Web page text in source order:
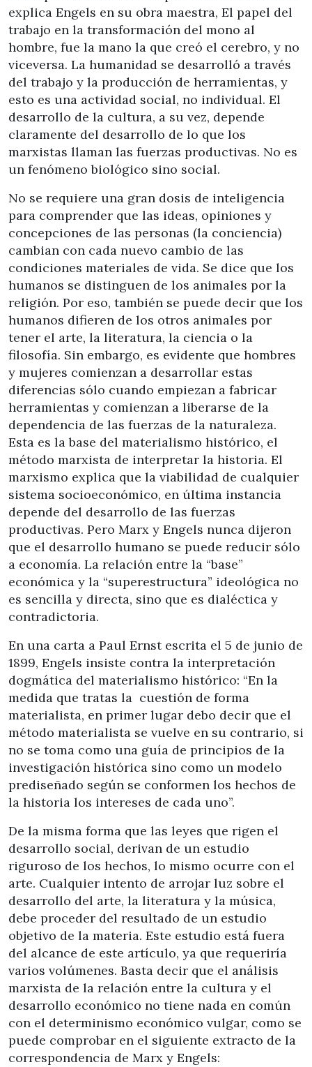
explica Engels en su obra maestra, El papel del
trabajo en la transformación del mono al
hombre, fue la mano la que creó el cerebro, y no
viceversa. La humanidad se desarrolló a través
del trabajo y la producción de herramientas, y
esto es una actividad social, no individual. El
desarrollo de la cultura, a su vez, depende
claramente del desarrollo de lo que los
marxistas llaman las fuerzas productivas. No es
un fenómeno biológico sino social.
No se requiere una gran dosis de inteligencia
para comprender que las ideas, opiniones y
concepciones de las personas (la conciencia)
cambian con cada nuevo cambio de las
condiciones materiales de vida. Se dice que los
humanos se distinguen de los animales por la
religión. Por eso, también se puede decir que los
humanos difieren de los otros animales por
tener el arte, la literatura, la ciencia o la
filosofía. Sin embargo, es evidente que hombres
y mujeres comienzan a desarrollar estas
diferencias sólo cuando empiezan a fabricar
herramientas y comienzan a liberarse de la
dependencia de las fuerzas de la naturaleza.
Esta es la base del materialismo histórico, el
método marxista de interpretar la historia. El
marxismo explica que la viabilidad de cualquier
sistema socioeconómico, en última instancia
depende del desarrollo de las fuerzas
productivas. Pero Marx y Engels nunca dijeron
que el desarrollo humano se puede reducir sólo
a economía. La relación entre la “base”
económica y la “superestructura” ideológica no
es sencilla y directa, sino que es dialéctica y
contradictoria.
En una carta a Paul Ernst escrita el 5 de junio de
1899, Engels insiste contra la interpretación
dogmática del materialismo histórico: “En la
medida que tratas la cuestión de forma
materialista, en primer lugar debo decir que el
método materialista se vuelve en su contrario, si
no se toma como una guía de principios de la
investigación histórica sino como un modelo
prediseñado según se conformen los hechos de
la historia los intereses de cada uno”.
De la misma forma que las leyes que rigen el
desarrollo social, derivan de un estudio
riguroso de los hechos, lo mismo ocurre con el
arte. Cualquier intento de arrojar luz sobre el
desarrollo del arte, la literatura y la música,
debe proceder del resultado de un estudio
objetivo de la materia. Este estudio está fuera
del alcance de este artículo, ya que requeriría
varios volúmenes. Basta decir que el análisis
marxista de la relación entre la cultura y el
desarrollo económico no tiene nada en común
con el determinismo económico vulgar, como se
puede comprobar en el siguiente extracto de la
correspondencia de Marx y Engels: